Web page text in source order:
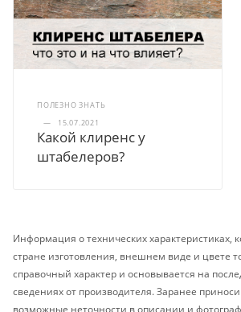
ПОЛЕЗНО ЗНАТЬ
—
15.07.2021
Какой клиренс у
штабелеров?
Информация о технических характеристиках,
стране изготовления, внешнем виде и цвете
справочный характер и основывается на
сведениях от производителя. Заранее
возможные неточности в описании и